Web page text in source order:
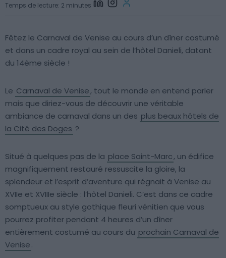
Temps de lecture: 2 minutes
Fêtez le Carnaval de Venise au cours d’un dîner costumé
et dans un cadre royal au sein de l’hôtel Danieli, datant
du 14ème siècle !
Le Carnaval de Venise, tout le monde en entend parler
mais que diriez-vous de découvrir une véritable
ambiance de carnaval dans un des plus beaux hôtels de
la Cité des Doges ?
Situé à quelques pas de la place Saint-Marc, un édifice
magnifiquement restauré ressuscite la gloire, la
splendeur et l’esprit d’aventure qui régnait à Venise au
XVIIe et XVIIIe siècle : l’hôtel Danieli. C’est dans ce cadre
somptueux au style gothique fleuri vénitien que vous
pourrez profiter pendant 4 heures d’un dîner
entièrement costumé au cours du prochain Carnaval de
Venise.